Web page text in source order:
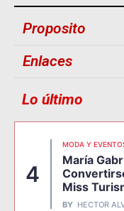
Proposito
Enlaces
Lo último
4
MODA Y
María
Miss
BY HECTOR